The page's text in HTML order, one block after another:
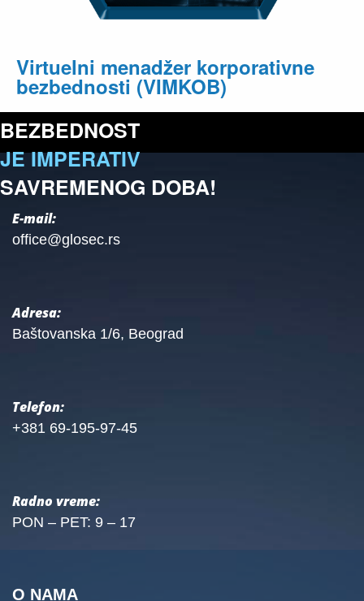
Virtuelni menadžer korporativne
bezbednosti (VIMKOB)
BEZBEDNOST
JE IMPERATIV
SAVREMENOG DOBA!
E-mail:
office@glosec.rs
Adresa:
Baštovanska 1/6, Beograd
Telefon:
+381 69-195-97-45
Radno vreme:
PON – PET: 9 – 17
O NAMA